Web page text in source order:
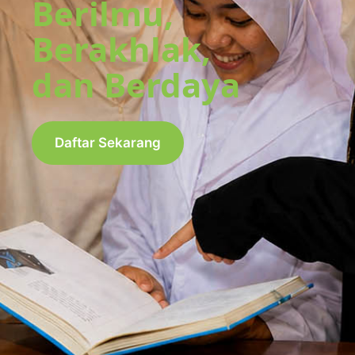
Berilmu,
Berakhlak,
dan Berdaya
Daftar Sekarang